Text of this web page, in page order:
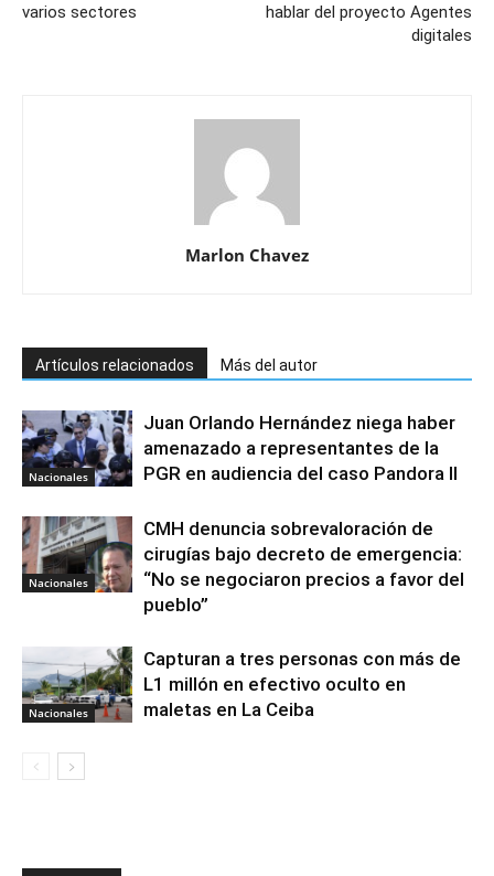
varios sectores
hablar del proyecto Agentes
digitales
Marlon Chavez
Artículos relacionados Más del autor
Nacionales
Juan Orlando Hernández niega haber
amenazado a representantes de la
PGR en audiencia del caso Pandora II
Nacionales
CMH denuncia sobrevaloración de
cirugías bajo decreto de emergencia:
“No se negociaron precios a favor del
pueblo”
Nacionales
Capturan a tres personas con más de
L1 millón en efectivo oculto en
maletas en La Ceiba